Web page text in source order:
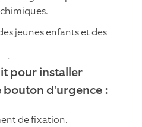
jeunes enfants et des
pour installer
d'urgence :
de fixation.